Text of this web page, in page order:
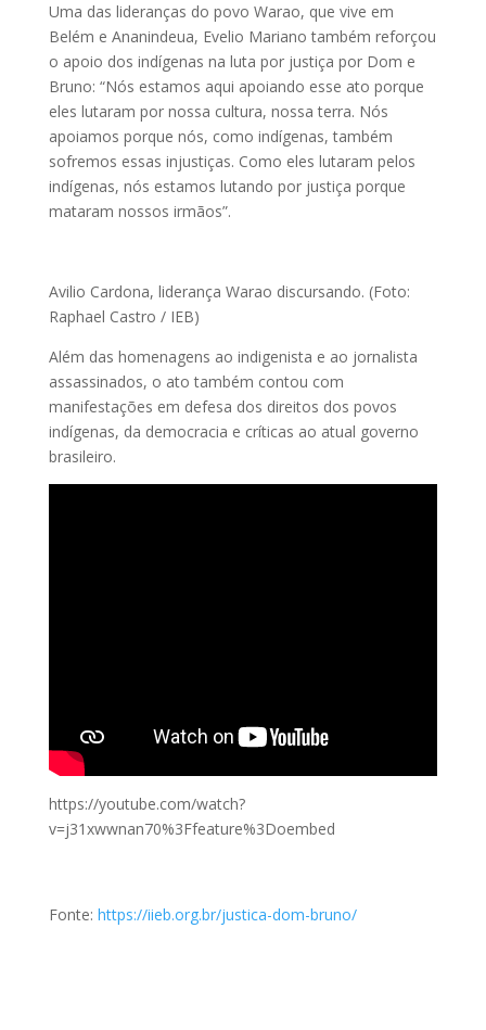
Uma das lideranças do povo Warao, que vive em
Belém e Ananindeua, Evelio Mariano também reforçou
o apoio dos indígenas na luta por justiça por Dom e
Bruno: “Nós estamos aqui apoiando esse ato porque
eles lutaram por nossa cultura, nossa terra. Nós
apoiamos porque nós, como indígenas, também
sofremos essas injustiças. Como eles lutaram pelos
indígenas, nós estamos lutando por justiça porque
mataram nossos irmãos”.
Avilio Cardona, liderança Warao discursando. (Foto:
Raphael Castro / IEB)
Além das homenagens ao indigenista e ao jornalista
assassinados, o ato também contou com
manifestações em defesa dos direitos dos povos
indígenas, da democracia e críticas ao atual governo
brasileiro.
https://youtube.com/watch?
v=j31xwwnan70%3Ffeature%3Doembed
Fonte: https://iieb.org.br/justica-dom-bruno/